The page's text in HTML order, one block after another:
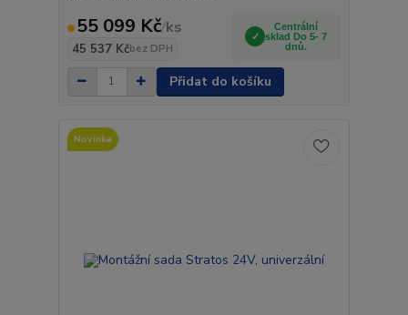
55 099 Kč/ks
45 537 Kčbez DPH
Centrální
sklad Do 5- 7
dnů.
Přidat do košíku
Novinka